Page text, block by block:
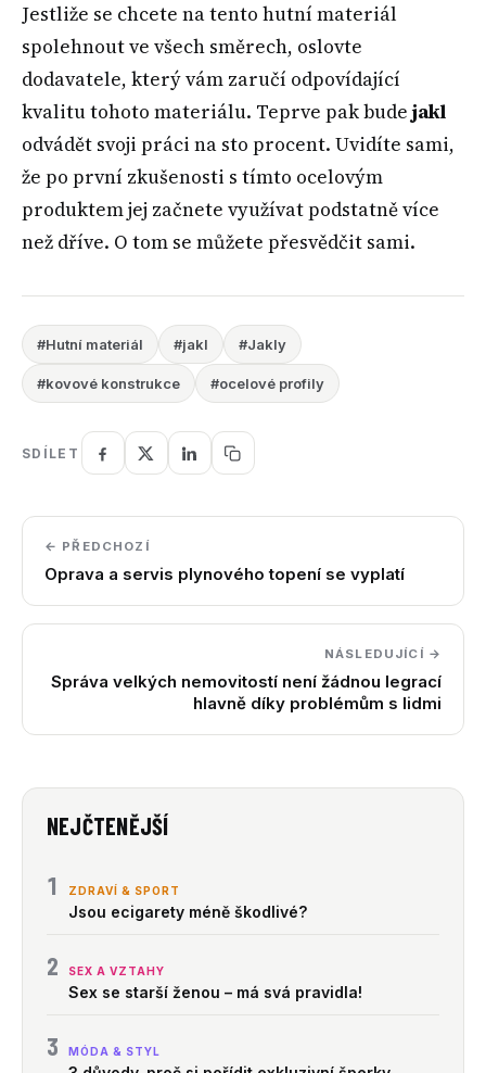
Jestliže se chcete na tento hutní materiál
spolehnout ve všech směrech, oslovte
dodavatele, který vám zaručí odpovídající
kvalitu tohoto materiálu. Teprve pak budejakl
odvádět svoji práci na sto procent. Uvidíte sami,
že po první zkušenosti s tímto ocelovým
produktem jej začnete využívat podstatně více
než dříve. O tom se můžete přesvědčit sami.
#Hutní materiál #jakl #Jakly
#kovové konstrukce #ocelové profily
SDÍLET
← PŘEDCHOZÍ
Oprava a servis plynového topení se vyplatí
NÁSLEDUJÍCÍ →
Správa velkých nemovitostí není žádnou legrací
hlavně díky problémům s lidmi
NEJČTENĚJŠÍ
1 ZDRAVÍ & SPORT
Jsou ecigarety méně škodlivé?
2 SEX A VZTAHY
Sex se starší ženou – má svá pravidla!
3 MÓDA & STYL